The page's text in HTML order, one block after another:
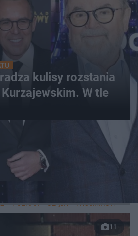
kulisy rozstania
W tle
POZNAŃ ŚLĄSK TRÓJMIASTO
11